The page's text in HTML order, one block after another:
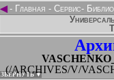
◄- Главная - Сервис-
(/ARCHIVES/V/
▼